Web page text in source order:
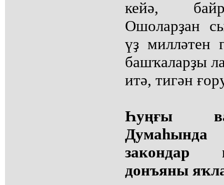
кейә,
Ошоларҙан
үҙ милләтен
башҡаларҙы
итә, тигән
Һуңғы
закондар
донъяны